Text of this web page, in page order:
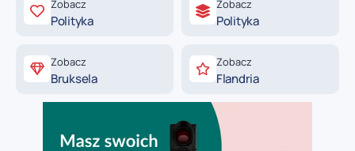
Zobacz
Polityka
Zobacz
Polityka
Zobacz
Bruksela
Zobacz
Flandria